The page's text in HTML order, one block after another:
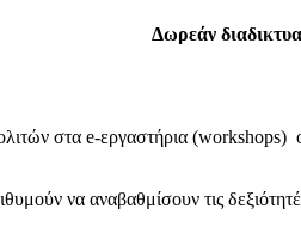
Δωρεάν
στα e-εργαστήρια (workshops)
να αναβαθμίσουν τις